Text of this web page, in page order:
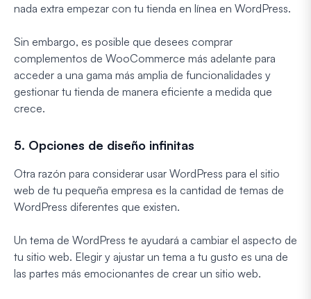
nada extra empezar con tu tienda en línea en WordPress.
Sin embargo, es posible que desees comprar
complementos de WooCommerce más adelante para
acceder a una gama más amplia de funcionalidades y
gestionar tu tienda de manera eficiente a medida que
crece.
5. Opciones de diseño infinitas
Otra razón para considerar usar WordPress para el sitio
web de tu pequeña empresa es la cantidad de temas de
WordPress diferentes que existen.
Un tema de WordPress te ayudará a cambiar el aspecto de
tu sitio web. Elegir y ajustar un tema a tu gusto es una de
las partes más emocionantes de crear un sitio web.